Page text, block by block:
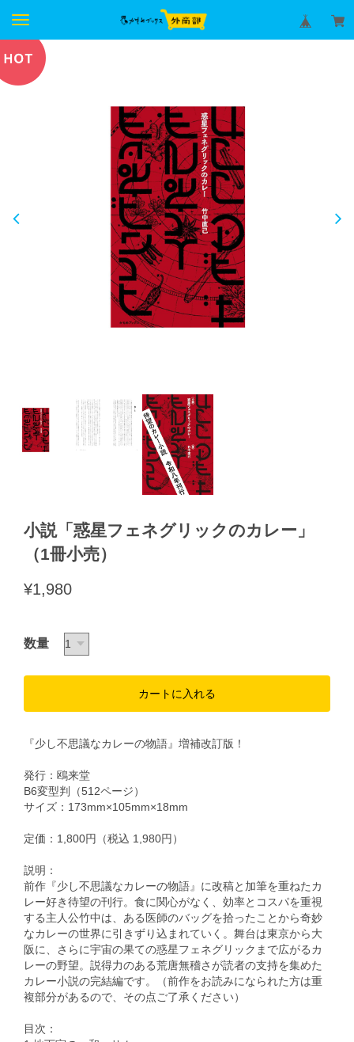
小説「惑星フェネグリックのカレー」
（1冊小売）
¥1,980
数量
『少し不思議なカレーの物語』増補改訂版！
発行：鴎来堂
B6変型判（512ページ）
サイズ：173mm×105mm×18mm
定価：1,800円（税込 1,980円）
説明：
前作『少し不思議なカレーの物語』に改稿と加筆を重ねたカ
レー好き待望の刊行。食に関心がなく、効率とコスパを重視
する主人公竹中は、ある医師のバッグを拾ったことから奇妙
なカレーの世界に引きずり込まれていく。舞台は東京から大
阪に、さらに宇宙の果ての惑星フェネグリックまで広がるカ
レーの野望。説得力のある荒唐無稽さが読者の支持を集めた
カレー小説の完結編です。（前作をお読みになられた方は重
複部分があるので、その点ご了承ください）
目次：